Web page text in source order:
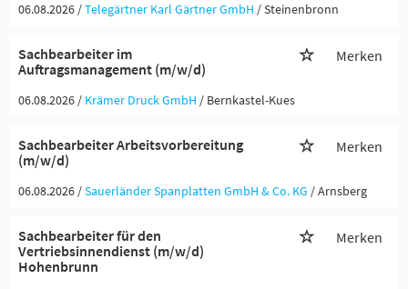
06.08.2026 /Telegärtner Karl Gärtner GmbH / Steinenbronn
Sachbearbeiter im
Auftragsmanagement (m/w/d)
Merken
06.08.2026 / Krämer Druck GmbH / Bernkastel-Kues
Sachbearbeiter Arbeitsvorbereitung
(m/w/d)
Merken
06.08.2026 /Sauerländer Spanplatten GmbH & Co. KG / Arnsberg
Sachbearbeiter für den
Vertriebsinnendienst (m/w/d)
Hohenbrunn
Merken